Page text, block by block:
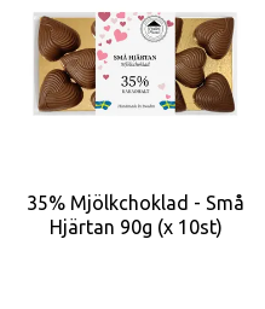
35% Mjölkchoklad - Små
Hjärtan 90g (x 10st)